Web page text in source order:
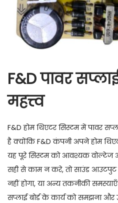
F&D पावर
महत्त्व
F&D होम थिएटर सिस्टम में पावर
है क्योंकि F&D कंपनी अपने होम
यह पूरे सिस्टम को आवश्यक वोल्टेज
सही से काम न करे, तो साउंड आउटपुट
नहीं होगा, या अन्य तकनीकी
सप्लाई बोर्ड के कार्य को समझना